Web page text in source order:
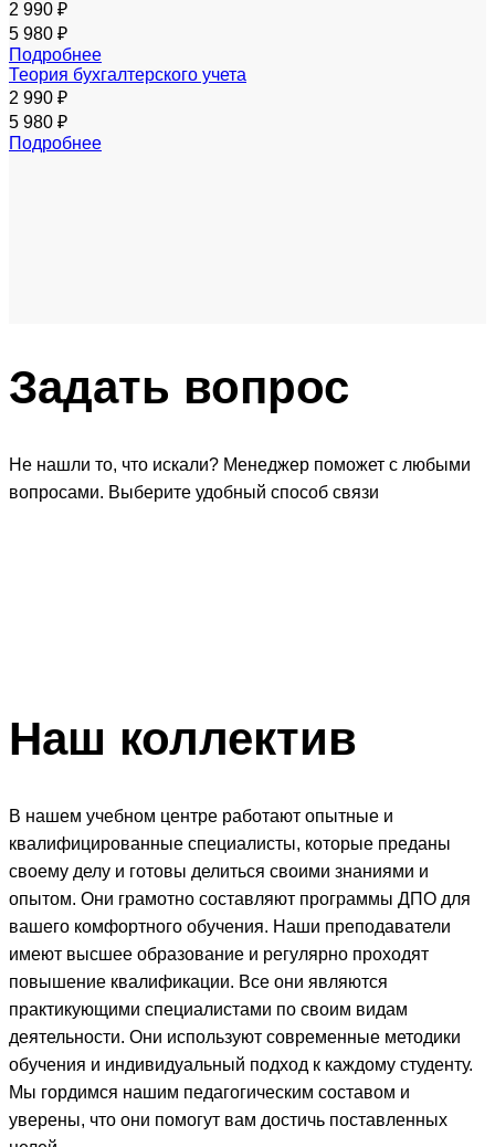
2 990 ₽
5 980 ₽
Подробнее
Теория бухгалтерского учета
2 990 ₽
5 980 ₽
Подробнее
Задать вопрос
Не нашли то, что искали? Менеджер поможет с любыми
вопросами. Выберите удобный способ связи
Наш коллектив
В нашем учебном центре работают опытные и
квалифицированные специалисты, которые преданы
своему делу и готовы делиться своими знаниями и
опытом. Они грамотно составляют программы ДПО для
вашего комфортного обучения. Наши преподаватели
имеют высшее образование и регулярно проходят
повышение квалификации. Все они являются
практикующими специалистами по своим видам
деятельности. Они используют современные методики
обучения и индивидуальный подход к каждому студенту.
Мы гордимся нашим педагогическим составом и
уверены, что они помогут вам достичь поставленных